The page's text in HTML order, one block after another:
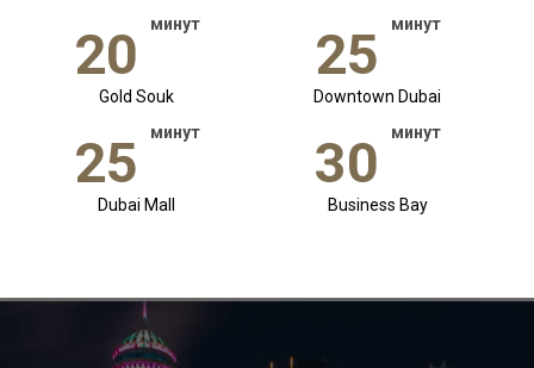
20 минут
Gold Souk
25 минут
Downtown Dubai
25 минут
Dubai Mall
30 минут
Business Bay